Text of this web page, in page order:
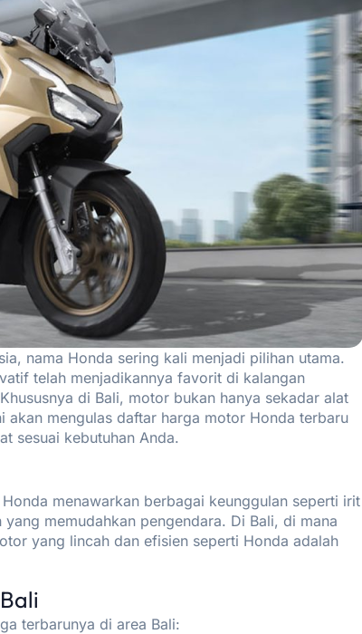
nama Honda sering kali menjadi pilihan utama.
telah menjadikannya favorit di kalangan
di Bali, motor bukan hanya sekadar alat
mengulas daftar harga motor Honda terbaru
sesuai kebutuhan Anda.
menawarkan berbagai keunggulan seperti irit
memudahkan pengendara. Di Bali, di mana
yang lincah dan efisien seperti Honda adalah
terbarunya di area Bali: